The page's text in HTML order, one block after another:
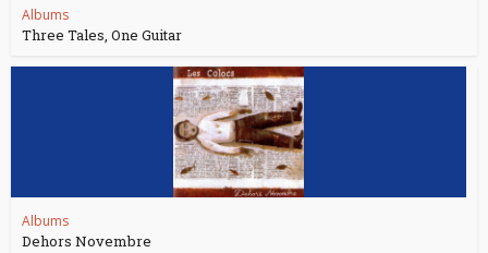
Albums
Three Tales, One Guitar
Albums
Dehors Novembre